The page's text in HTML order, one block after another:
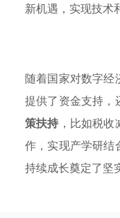
新机遇，实现技术
随着国家对数字经
提供了资金支持，
策扶持 ，比如税
作，实现产学研结
持续成长奠定了坚